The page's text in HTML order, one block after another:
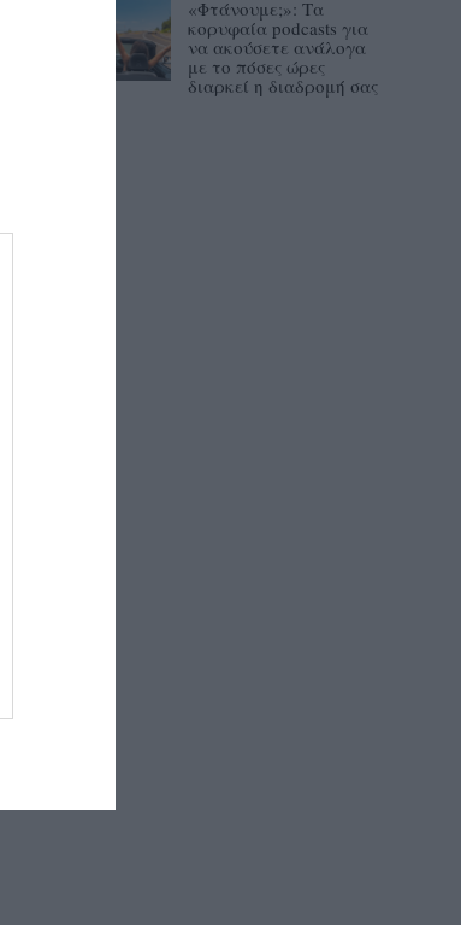
«Φτάνουμε;»: Τα
κορυφαία podcasts για
να ακούσετε ανάλογα
με το πόσες ώρες
διαρκεί η διαδρομή σας